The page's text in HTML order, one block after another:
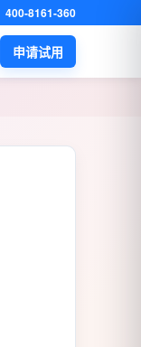
400-8161-360
申请试用